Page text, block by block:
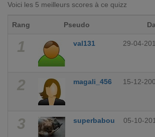
Voici les 5 meilleurs scores à ce quizz
Rang Pseudo
1 val131 29-04-
2 magali_456 15-12-
3 superbabou 05-10-